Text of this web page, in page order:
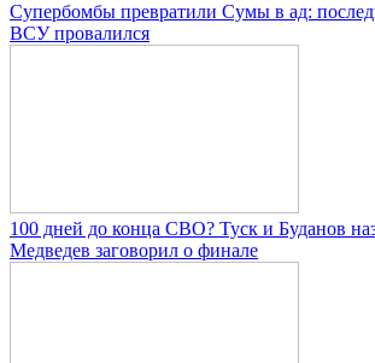
Супербомбы превратили Сумы в ад:
ВСУ провалился
100 дней до конца СВО? Туск и Буданов
Медведев заговорил о финале